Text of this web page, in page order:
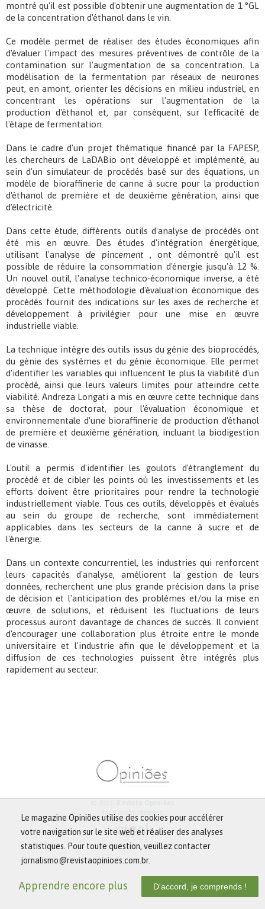
montré qu'il est possible d'obtenir une augmentation de 1 °GL
de la concentration d'éthanol dans le vin.
Ce modèle permet de réaliser des études économiques afin
d'évaluer l'impact des mesures préventives de contrôle de la
contamination sur l'augmentation de sa concentration. La
modélisation de la fermentation par réseaux de neurones
peut, en amont, orienter les décisions en milieu industriel, en
concentrant les opérations sur l'augmentation de la
production d'éthanol et, par conséquent, sur l'efficacité de
l'étape de fermentation.
Dans le cadre d'un projet thématique financé par la FAPESP,
les chercheurs de LaDABio ont développé et implémenté, au
sein d'un simulateur de procédés basé sur des équations, un
modèle de bioraffinerie de canne à sucre pour la production
d'éthanol de première et de deuxième génération, ainsi que
d'électricité.
Dans cette étude, différents outils d'analyse de procédés ont
été mis en œuvre. Des études d'intégration énergétique,
utilisant l'analysede pincement, ont démontré qu'il est
possible de réduire la consommation d'énergie jusqu'à 12 %.
Un nouvel outil, l'analyse technico-économique inverse, a été
développé. Cette méthodologie d'évaluation économique des
procédés fournit des indications sur les axes de recherche et
développement à privilégier pour une mise en œuvre
industrielle viable.
La technique intègre des outils issus du génie des bioprocédés,
du génie des systèmes et du génie économique. Elle permet
d'identifier les variables qui influencent le plus la viabilité d'un
procédé, ainsi que leurs valeurs limites pour atteindre cette
viabilité. Andreza Longati a mis en œuvre cette technique dans
sa thèse de doctorat, pour l'évaluation économique et
environnementale d'une bioraffinerie de production d'éthanol
de première et deuxième génération, incluant la biodigestion
de vinasse.
L'outil a permis d'identifier les goulots d'étranglement du
procédé et de cibler les points où les investissements et les
efforts doivent être prioritaires pour rendre la technologie
industriellement viable. Tous ces outils, développés et évalués
au sein du groupe de recherche, sont immédiatement
applicables dans les secteurs de la canne à sucre et de
l'énergie.
Dans un contexte concurrentiel, les industries qui renforcent
leurs capacités d'analyse, améliorent la gestion de leurs
données, recherchent une plus grande précision dans la prise
de décision et l'anticipation des problèmes et/ou la mise en
œuvre de solutions, et réduisent les fluctuations de leurs
processus auront davantage de chances de succès. Il convient
d'encourager une collaboration plus étroite entre le monde
universitaire et l'industrie afin que le développement et la
diffusion de ces technologies puissent être intégrés plus
rapidement au secteur.
Tous droits réservés.
Le magazine Opiniões utilise des cookies pour accélérer
votre navigation sur le site web et réaliser des analyses
statistiques. Pour toute question, veuillez contacter
jornalismo@revistaopinioes.com.br.
Apprendre encore plus D'accord, je comprends !